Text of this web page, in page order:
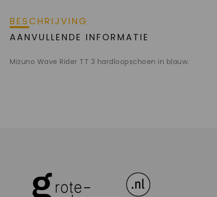
BESCHRIJVING
AANVULLENDE INFORMATIE
Mizuno Wave Rider TT 3 hardloopschoen in blauw.